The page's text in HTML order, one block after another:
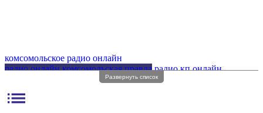
комсомольское радио онлайн
радио онлайн комсомольская правда радио кп онлайн
радио комсомольская правда
радио фм комсомольская правда
Развернуть список
list